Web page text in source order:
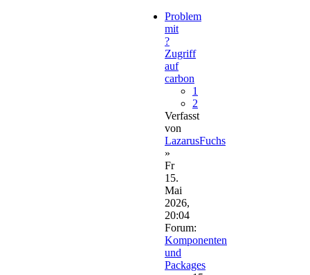
Problem
mit
?
Zugriff
auf
carbon
1
2
Verfasst
von
LazarusFuchs
»
Fr
15.
Mai
2026,
20:04
Forum:
Komponenten
und
Packages